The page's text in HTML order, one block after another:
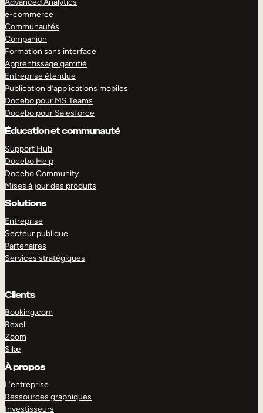
Advanced Analytics
e-commerce
Communautés
Companion
Formation sans interface
Apprentissage gamifié
Entreprise étendue
Publication d’applications mobiles
Docebo pour MS Teams
Docebo pour Salesforce
Éducation et communauté
Support Hub
Docebo Help
Docebo Community
Mises à jour des produits
Solutions
Entreprise
Secteur publique
Partenaires
Services stratégiques
Clients
Booking.com
Rexel
Zoom
Silæ
À propos
L’entreprise
Ressources graphiques
Investisseurs